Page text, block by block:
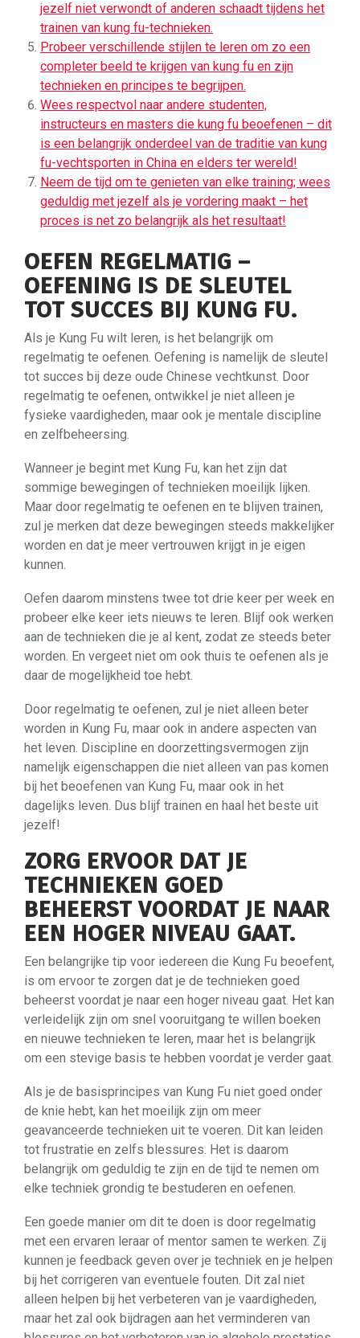
jezelf niet verwondt of anderen schaadt tijdens het
trainen van kung fu-technieken.
Probeer verschillende stijlen te leren om zo een
completer beeld te krijgen van kung fu en zijn
technieken en principes te begrijpen.
Wees respectvol naar andere studenten,
instructeurs en masters die kung fu beoefenen – dit
is een belangrijk onderdeel van de traditie van kung
fu-vechtsporten in China en elders ter wereld!
Neem de tijd om te genieten van elke training; wees
geduldig met jezelf als je vordering maakt – het
proces is net zo belangrijk als het resultaat!
OEFEN REGELMATIG –
OEFENING IS DE SLEUTEL
TOT SUCCES BIJ KUNG FU.
Als je Kung Fu wilt leren, is het belangrijk om
regelmatig te oefenen. Oefening is namelijk de sleutel
tot succes bij deze oude Chinese vechtkunst. Door
regelmatig te oefenen, ontwikkel je niet alleen je
fysieke vaardigheden, maar ook je mentale discipline
en zelfbeheersing.
Wanneer je begint met Kung Fu, kan het zijn dat
sommige bewegingen of technieken moeilijk lijken.
Maar door regelmatig te oefenen en te blijven trainen,
zul je merken dat deze bewegingen steeds makkelijker
worden en dat je meer vertrouwen krijgt in je eigen
kunnen.
Oefen daarom minstens twee tot drie keer per week en
probeer elke keer iets nieuws te leren. Blijf ook werken
aan de technieken die je al kent, zodat ze steeds beter
worden. En vergeet niet om ook thuis te oefenen als je
daar de mogelijkheid toe hebt.
Door regelmatig te oefenen, zul je niet alleen beter
worden in Kung Fu, maar ook in andere aspecten van
het leven. Discipline en doorzettingsvermogen zijn
namelijk eigenschappen die niet alleen van pas komen
bij het beoefenen van Kung Fu, maar ook in het
dagelijks leven. Dus blijf trainen en haal het beste uit
jezelf!
ZORG ERVOOR DAT JE
TECHNIEKEN GOED
BEHEERST VOORDAT JE NAAR
EEN HOGER NIVEAU GAAT.
Een belangrijke tip voor iedereen die Kung Fu beoefent,
is om ervoor te zorgen dat je de technieken goed
beheerst voordat je naar een hoger niveau gaat. Het kan
verleidelijk zijn om snel vooruitgang te willen boeken
en nieuwe technieken te leren, maar het is belangrijk
om een stevige basis te hebben voordat je verder gaat.
Als je de basisprincipes van Kung Fu niet goed onder
de knie hebt, kan het moeilijk zijn om meer
geavanceerde technieken uit te voeren. Dit kan leiden
tot frustratie en zelfs blessures. Het is daarom
belangrijk om geduldig te zijn en de tijd te nemen om
elke techniek grondig te bestuderen en oefenen.
Een goede manier om dit te doen is door regelmatig
met een ervaren leraar of mentor samen te werken. Zij
kunnen je feedback geven over je techniek en je helpen
bij het corrigeren van eventuele fouten. Dit zal niet
alleen helpen bij het verbeteren van je vaardigheden,
maar het zal ook bijdragen aan het verminderen van